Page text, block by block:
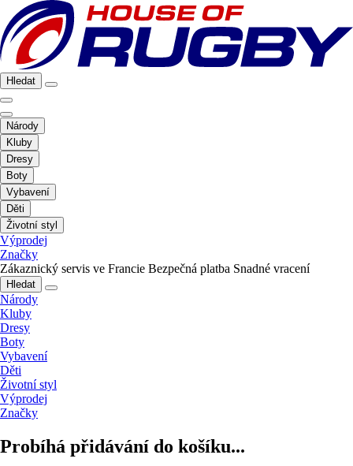
Hledat
Národy
Kluby
Dresy
Boty
Vybavení
Děti
Životní styl
Výprodej
Značky
Zákaznický servis ve Francie Bezpečná platba Snadné vracení
Hledat
Národy
Kluby
Dresy
Boty
Vybavení
Děti
Životní styl
Výprodej
Značky
Probíhá přidávání do košíku...